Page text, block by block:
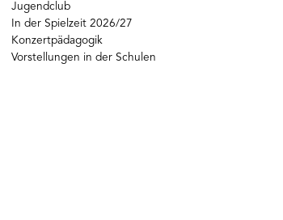
Jugendclub
In der Spielzeit 2026/27
Konzertpädagogik
Vorstellungen in der Schulen